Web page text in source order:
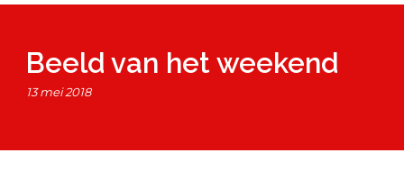
Beeld van het weekend
13 mei 2018